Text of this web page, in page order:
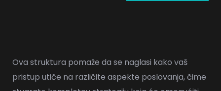
Ova struktura pomaže da se naglasi kako vaš
pristup utiče na različite aspekte poslovanja, čime